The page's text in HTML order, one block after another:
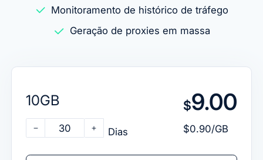
Monitoramento de histórico de tráfego
Geração de proxies em massa
10GB
30 Dias
$9.00
$0.90/GB